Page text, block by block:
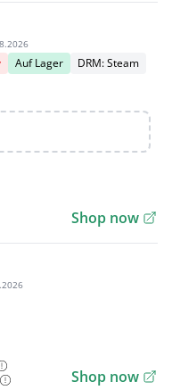
Auf Lager
DRM: Steam
Shop now
Shop now